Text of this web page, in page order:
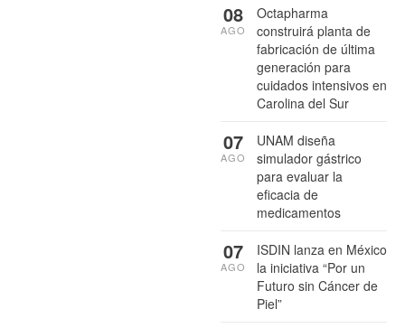
Octapharma
construirá planta de
fabricación de última
generación para
cuidados intensivos en
Carolina del Sur
08
AGO
UNAM diseña
simulador gástrico
para evaluar la
eficacia de
medicamentos
07
AGO
ISDIN lanza en México
la iniciativa “Por un
Futuro sin Cáncer de
Piel”
07
AGO